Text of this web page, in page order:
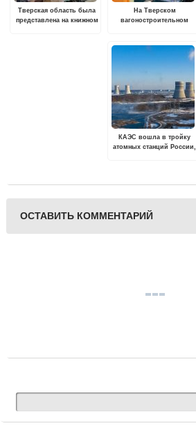
Тверская область была
представлена на книжном
На Тверском
вагоностроительном
ультразвукового
контроля чистовых осей
КАЭС вошла в тройку
атомных станций России,
году
ОСТАВИТЬ КОММЕНТАРИЙ